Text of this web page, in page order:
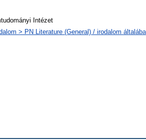
Intézet
> PN Literature (General) / irodalom